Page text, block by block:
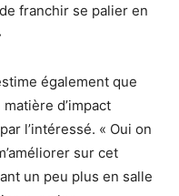
franchir se palier en
également que
d’impact
l’intéressé. « Oui on
sur cet
un peu plus en salle